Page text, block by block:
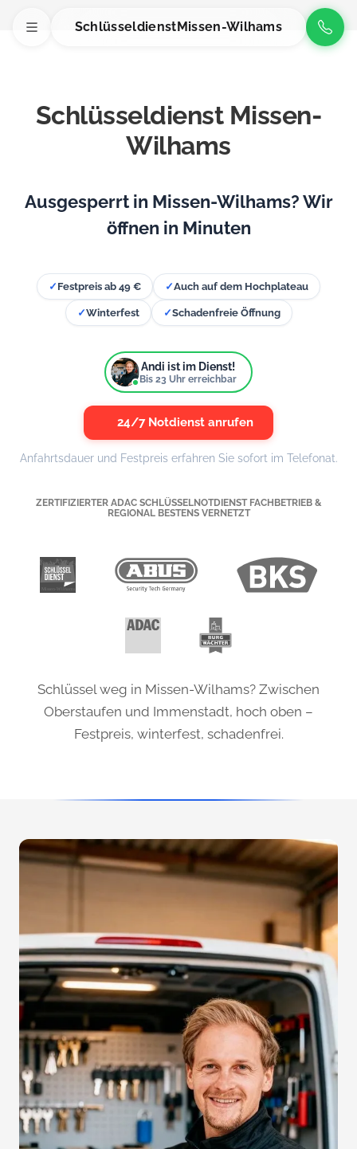
SchlüsseldienstMissen-Wilhams
Schlüsseldienst Missen-
Wilhams
Ausgesperrt in Missen-Wilhams? Wir
öffnen in Minuten
✓ Festpreis ab 49 € ✓Auch auf dem Hochplateau
✓Winterfest ✓Schadenfreie Öffnung
Andi ist im Dienst!
Bis 23 Uhr erreichbar
24/7 Notdienst anrufen
Anfahrtsdauer und Festpreis erfahren Sie sofort im Telefonat.
ZERTIFIZIERTER ADAC SCHLÜSSELNOTDIENST FACHBETRIEB &
REGIONAL BESTENS VERNETZT
Schlüssel weg in Missen-Wilhams? Zwischen
Oberstaufen und Immenstadt, hoch oben –
Festpreis, winterfest, schadenfrei.